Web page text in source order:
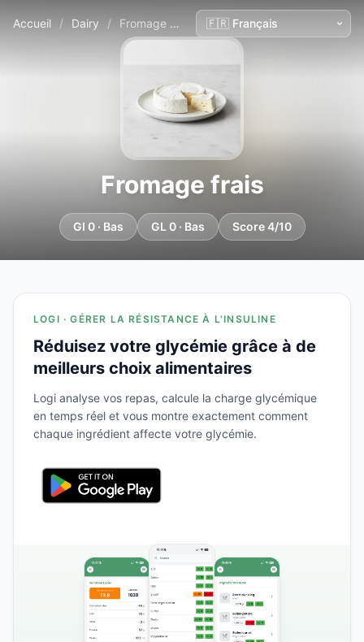
Accueil / Dairy / Fromage frais
Fromage frais
GI 0 · Bas GL 0 · Bas Score 4/10
LOGI · GÉRER LA RÉSISTANCE À L'INSULINE
Réduisez votre glycémie grâce à de
meilleurs choix alimentaires
Logi analyse vos repas, calcule la charge glycémique
en temps réel et vous montre exactement comment
chaque ingrédient affecte votre glycémie.